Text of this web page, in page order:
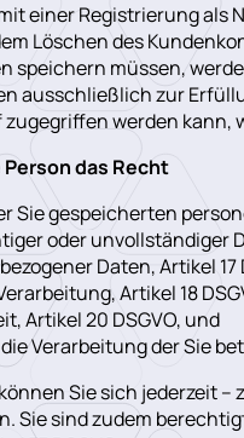
einer Registrierung als
Löschen des
speichern müssen,
ausschließlich zur
zugegriffen werden
das Recht
Sie gespeicherten
oder unvollständiger
Daten, Artikel 17
Artikel 18
Artikel 20 DSGVO, und
Verarbeitung der Sie
Sie sich jederzeit
Sie sind zudem